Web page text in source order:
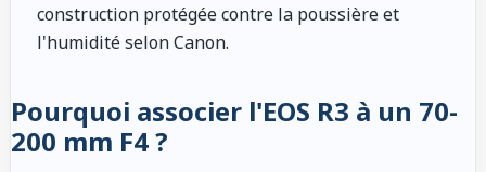
construction protégée contre la poussière et
l'humidité selon Canon.
Pourquoi associer l'EOS R3 à un 70-
200 mm F4 ?